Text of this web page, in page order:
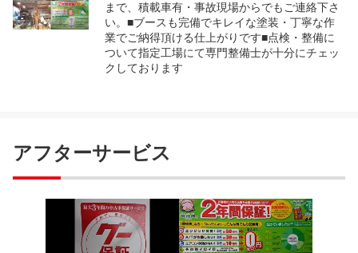
まで、積載車有・事故現場からでもご連絡下さ
い。■ブースも完備でキレイな塗装・丁寧な作
業でご納得頂ける仕上がりです■点検・整備に
ついて指定工場にて専門整備士が十分にチェッ
クしております
アフターサービス